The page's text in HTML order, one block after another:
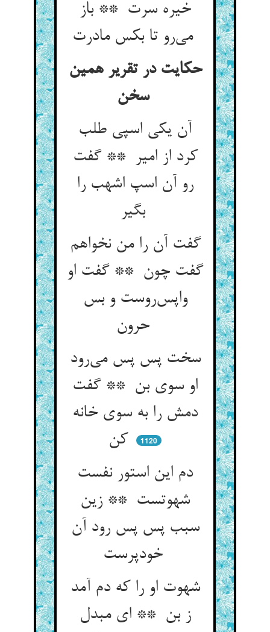
خیره سرت ** باز
می‌رو تا بکس مادرت
حکایت در تقریر همین
سخن
آن یکی اسپی طلب
کرد از امیر ** گفت
رو آن اسپ اشهب را
بگیر
گفت آن را من نخواهم
گفت چون ** گفت او
واپس‌روست و بس
حرون
سخت پس پس می‌رود
او سوی بن ** گفت
دمش را به سوی خانه
1120
دم این استور نفست
شهوتست ** زین
سبب پس پس رود آن
خودپرست
شهوت او را که دم آمد
ز بن ** ای مبدل